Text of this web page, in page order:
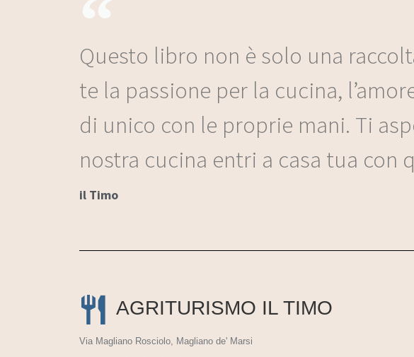
Questo libro non è solo una
te la passione per la cucina,
di unico con le proprie mani. Ti
nostra cucina entri a casa tua con
il Timo
AGRITURISMO IL TIMO
Via Magliano Rosciolo, Magliano de' Marsi